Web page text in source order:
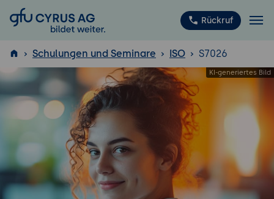
GFU Cyrus AG Rückruf
ISTQB
Schulungen und Seminare ISO S7026